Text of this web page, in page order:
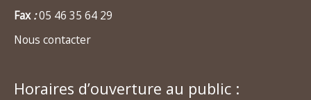
Fax:05 46 35 64 29
Nous contacter
Horaires d’ouverture au public :